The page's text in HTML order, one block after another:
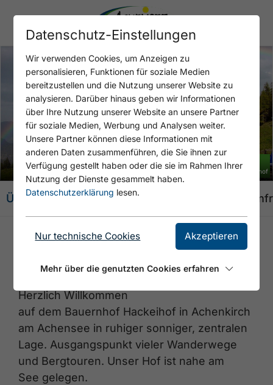
© Hackeihof
Open Hackeihof - Seekaralm
+ 1 BILD
Übersicht Angebote Ausstattung
HACKEIHOF
Herzlich Willkommen
auf dem Bauernhof Hackeihof in Achenkirch
am Achensee in ruhiger sonniger, zentralen
Lage. Ausgangspunkt vieler Wanderwege
und Bergtouren. Unser Hof ist nahe am
See gelegen.
Datenschutz-Einstellungen
Wir verwenden Cookies, um Anzeigen zu
personalisieren, Funktionen für soziale Medien
bereitzustellen und die Nutzung unserer Website zu
analysieren. Darüber hinaus geben wir Informationen
über Ihre Nutzung unserer Website an unsere Partner
für soziale Medien, Werbung und Analysen weiter.
Unsere Partner können diese Informationen mit
anderen Daten zusammenführen, die Sie ihnen zur
Verfügung gestellt haben oder die sie im Rahmen Ihrer
Nutzung der Dienste gesammelt haben.
Datenschutzerklärung lesen.
Nur technische Cookies Akzeptieren
Mehr über die genutzten Cookies erfahren